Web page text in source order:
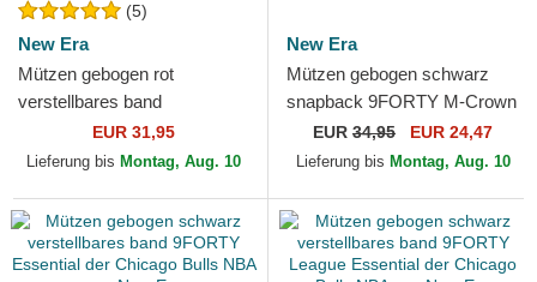
(5)
New Era
Mützen gebogen rot
verstellbares band
9TWENTY Draft Edition 2023
der Chicago Bulls NBA von
EUR 31,95
Lieferung bis Montag, Aug. 10
New Era
Mützen gebogen schwarz
snapback 9FORTY M-Crown
Draft 2025 der Chicago Bulls
NBA von New Era
EUR 34,95 EUR 24,47
Lieferung bis Montag, Aug. 10